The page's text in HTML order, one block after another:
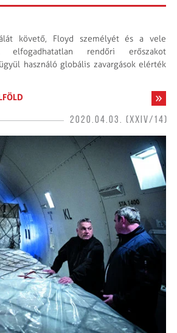
követő, Floyd személyét és a vele
elfogadhatatlan rendőri erőszakot
használó globális zavargások elérték
2020.04.03. (XXIV/14)